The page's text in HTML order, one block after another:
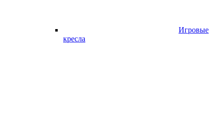
Игровые
кресла